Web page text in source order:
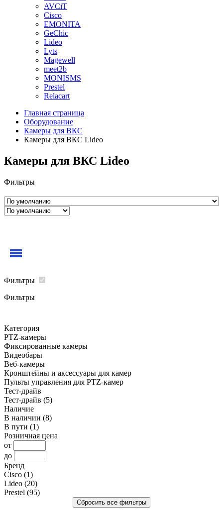
AVCiT
Cisco
EMONITA
GeChic
Lideo
Lyts
Magewell
meet2b
MONISMS
Prestel
Relacart
Главная страница
Оборудование
Камеры для ВКС
Камеры для ВКС Lideo
Камеры для ВКС Lideo
Фильтры
Фильтры
Фильтры
Категория
PTZ-камеры
Фиксированные камеры
Видеобары
Веб-камеры
Кронштейны и аксессуары для камер
Пульты управления для PTZ-камер
Тест-драйв
Тест-драйв (5)
Наличие
В наличии (8)
В пути (1)
Розничная цена
от
до
Бренд
Cisco (1)
Lideo (20)
Prestel (95)